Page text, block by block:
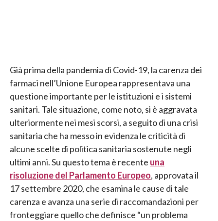
Già prima della pandemia di Covid-19, la carenza dei
farmaci nell’Unione Europea rappresentava una
questione importante per le istituzioni e i sistemi
sanitari. Tale situazione, come noto, si è aggravata
ulteriormente nei mesi scorsi, a seguito di una crisi
sanitaria che ha messo in evidenza le criticità di
alcune scelte di politica sanitaria sostenute negli
ultimi anni. Su questo tema è recente una
risoluzione del Parlamento Europeo, approvata il
17 settembre 2020, che esamina le cause di tale
carenza e avanza una serie di raccomandazioni per
fronteggiare quello che definisce “un problema